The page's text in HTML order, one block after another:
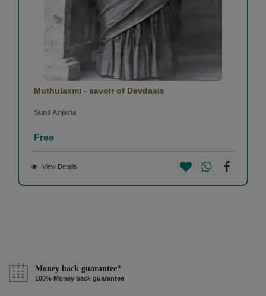
Muthulaxmi - savoir of Devdasis
Sunil Anjaria
Free
View Details
Money back guarantee*
100% Money back guarantee